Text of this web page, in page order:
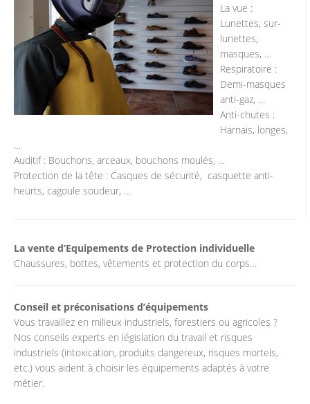
La vue :
Lunettes, sur-
lunettes,
masques, …
Respiratoire :
Demi-masques
anti-gaz, …
Anti-chutes :
Harnais, longes,
…
Auditif : Bouchons, arceaux, bouchons moulés, …
Protection de la tête : Casques de sécurité, casquette anti-
heurts, cagoule soudeur, …
La vente d’Equipements de Protection individuelle
Chaussures, bottes, vêtements et protection du corps…
Conseil et préconisations d’équipements
Vous travaillez en milieux industriels, forestiers ou agricoles ?
Nos conseils experts en législation du travail et risques
industriels (intoxication, produits dangereux, risques mortels,
etc.) vous aident à choisir les équipements adaptés à votre
métier.